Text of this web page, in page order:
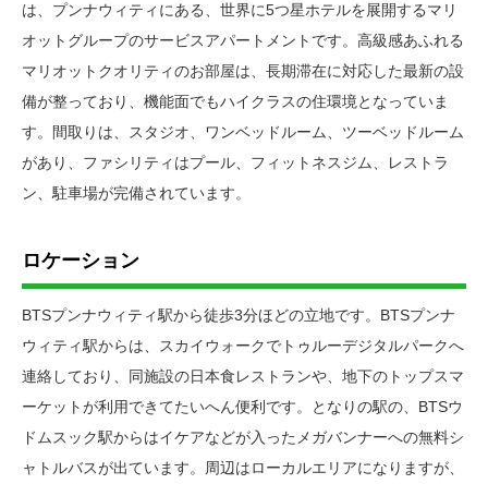
は、プンナウィティにある、世界に5つ星ホテルを展開するマリ
オットグループのサービスアパートメントです。高級感あふれる
マリオットクオリティのお部屋は、長期滞在に対応した最新の設
備が整っており、機能面でもハイクラスの住環境となっていま
す。間取りは、スタジオ、ワンベッドルーム、ツーベッドルーム
があり、ファシリティはプール、フィットネスジム、レストラ
ン、駐車場が完備されています。
ロケーション
BTSプンナウィティ駅から徒歩3分ほどの立地です。BTSプンナ
ウィティ駅からは、スカイウォークでトゥルーデジタルパークへ
連絡しており、同施設の日本食レストランや、地下のトップスマ
ーケットが利用できてたいへん便利です。となりの駅の、BTSウ
ドムスック駅からはイケアなどが入ったメガバンナーへの無料シ
ャトルバスが出ています。周辺はローカルエリアになりますが、